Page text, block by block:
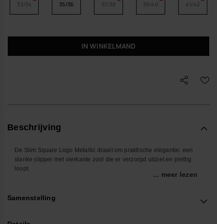
33/34 35/36 37/38 39/40 41/42
IN WINKELMAND
Beschrijving
De Slim Square Logo Metallic draait om praktische elegantie: een
slanke slipper met vierkante zool die er verzorgd uitziet en prettig
loopt.
De lichte zool en fijne bandjes maken ze geschikt voor warme dagen
waarop je veel loopt, zonder dat je hoeft na te denken over wisselen
... meer lezen
Samenstelling